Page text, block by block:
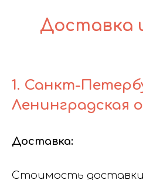
Доставка
1. Санкт-
Ленинградская
Доставка:
Стоимость доставки